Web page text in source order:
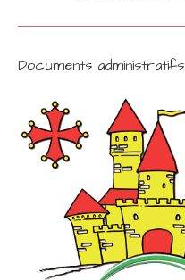
Documents administratifs